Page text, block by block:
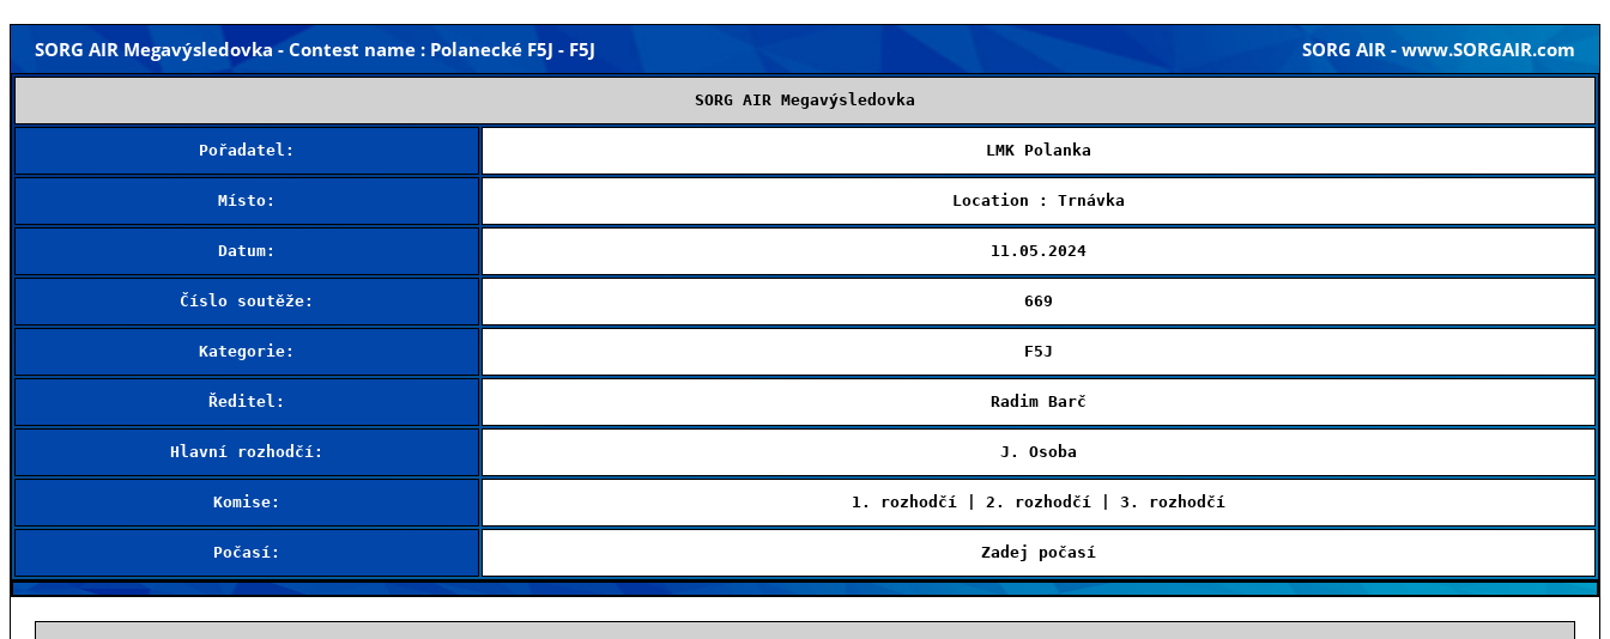
SORG AIR Megavýsledovka - Contest name : Polanecké F5J - F5J SORG AIR - www.SORGAIR.com
SORG AIR Megavýsledovka
Pořadatel: LMK Polanka
Místo: Location : Trnávka
Datum: 11.05.2024
Číslo soutěže: 669
Kategorie: F5J
Ředitel: Radim Barč
Hlavní rozhodčí: J. Osoba
Komise: 1. rozhodčí | 2. rozhodčí | 3. rozhodčí
Počasí: Zadej počasí